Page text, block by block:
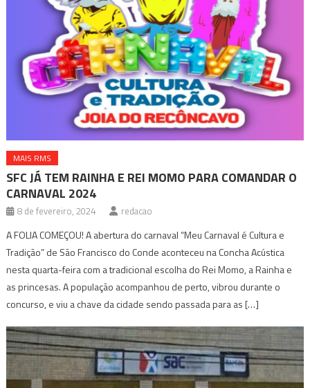
MAIS RMS
SFC JÁ TEM RAINHA E REI MOMO PARA COMANDAR O
CARNAVAL 2024
8 de fevereiro, 2024 redacao
A FOLIA COMEÇOU! A abertura do carnaval “Meu Carnaval é Cultura e
Tradição” de São Francisco do Conde aconteceu na Concha Acústica
nesta quarta-feira com a tradicional escolha do Rei Momo, a Rainha e
as princesas. A população acompanhou de perto, vibrou durante o
concurso, e viu a chave da cidade sendo passada para as […]